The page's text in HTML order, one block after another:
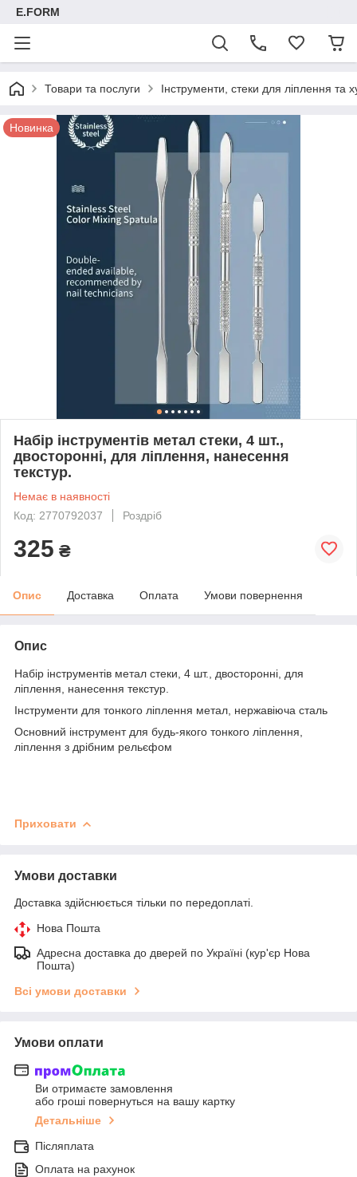
E.FORM
Товари та послуги Інструменти, стеки для ліплення та
Новинка
Набір інструментів метал стеки, 4 шт.,
двосторонні, для ліплення, нанесення
текстур.
Немає в наявності
Код: 2770792037
Роздріб
325 ₴
Опис Доставка Оплата Умови повернення
Опис
Набір інструментів метал стеки, 4 шт., двосторонні, для
ліплення, нанесення текстур.
Інструменти для тонкого ліплення метал, нержавіюча сталь
Основний інструмент для будь-якого тонкого ліплення,
ліплення з дрібним рельєфом
Приховати
Умови доставки
Доставка здійснюється тільки по передоплаті.
Нова Пошта
Адресна доставка до дверей по Україні (кур'єр Нова
Пошта)
Всі умови доставки
Умови оплати
Ви отримаєте замовлення
або гроші повернуться на вашу картку
Детальніше
Післяплата
Оплата на рахунок